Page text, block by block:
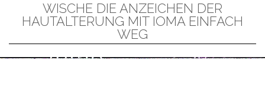
WISCHE DIE ANZEICHEN DER
HAUTALTERUNG MIT IOMA EINFACH
WEG